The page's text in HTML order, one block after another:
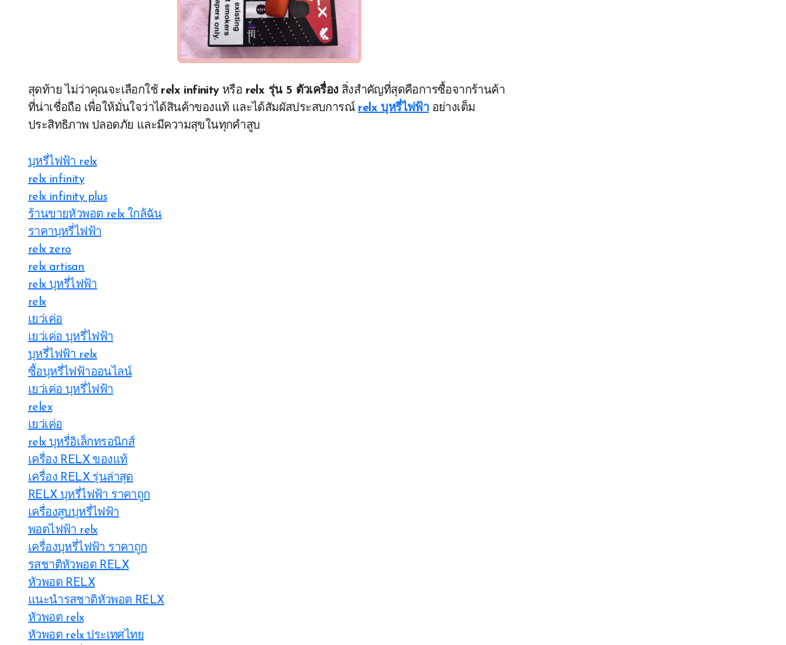
สุดท้าย ไม่ว่าคุณจะเลือกใช้ relx infinityหรือ relx รุ่น 5 ตัวเครื่องสิ่งสำคัญที่สุดคือการซื้อจากร้านค้า
ที่น่าเชื่อถือ เพื่อให้มั่นใจว่าได้สินค้าของแท้ และได้สัมผัสประสบการณ์ relx บุหรี่ไฟฟ้าอย่างเต็ม
ประสิทธิภาพ ปลอดภัย และมีความสุขในทุกคำสูบ
บุหรี่ไฟฟ้า relx
relx infinity
relx infinity plus
ร้านขายหัวพอต relx ใกล้ฉัน
ราคาบุหรี่ไฟฟ้า
relx zero
relx artisan
relx บุหรี่ไฟฟ้า
relx
เยว่เค่อ
เยว่เค่อ บุหรี่ไฟฟ้า
บุหรี่ไฟฟ้า relx
ซื้อบุหรี่ไฟฟ้าออนไลน์
เยว่เค่อ บุหรี่ไฟฟ้า
relex
เยว่เค่อ
relx บุหรี่อิเล็กทรอนิกส์
เครื่อง RELX ของแท้
เครื่อง RELX รุ่นล่าสุด
RELX บุหรี่ไฟฟ้า ราคาถูก
เครื่องสูบบุหรี่ไฟฟ้า
พอตไฟฟ้า relx
เครื่องบุหรี่ไฟฟ้า ราคาถูก
รสชาติหัวพอต RELX
หัวพอต RELX
แนะนำรสชาติหัวพอต RELX
หัวพอต relx
หัวพอต relx ประเทศไทย